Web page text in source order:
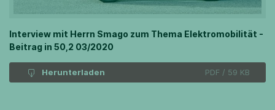
Interview mit Herrn Smago zum Thema Elektromobilität -
Beitrag in 50,2 03/2020
Herunterladen PDF / 59 KB